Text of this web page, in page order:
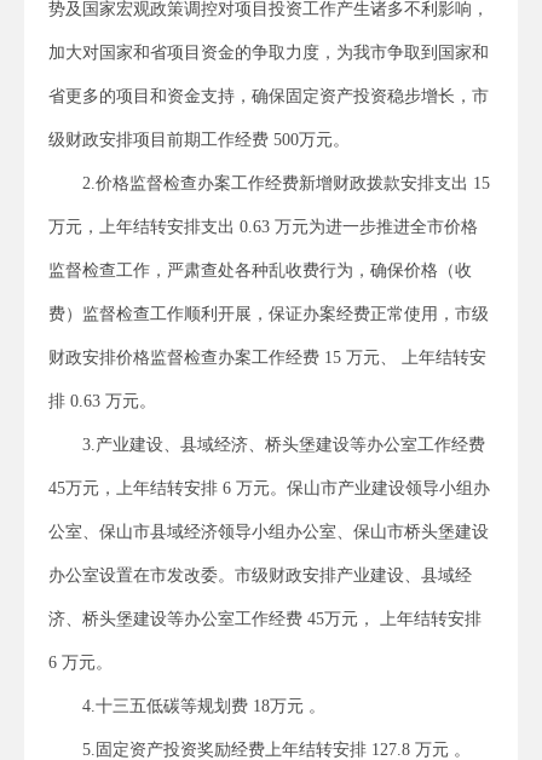
势及国家宏观政策调控对项目投资工作产生诸多不利影响，
加大对国家和省项目资金的争取力度，为我市争取到国家和
省更多的项目和资金支持，确保固定资产投资稳步增长，市
级财政安排项目前期工作经费 500万元。
2.价格监督检查办案工作经费新增财政拨款安排支出 15
万元，上年结转安排支出 0.63 万元为进一步推进全市价格
监督检查工作，严肃查处各种乱收费行为，确保价格（收
费）监督检查工作顺利开展，保证办案经费正常使用，市级
财政安排价格监督检查办案工作经费 15 万元、 上年结转安
排 0.63 万元。
3.产业建设、县域经济、桥头堡建设等办公室工作经费
45万元，上年结转安排 6 万元。保山市产业建设领导小组办
公室、保山市县域经济领导小组办公室、保山市桥头堡建设
办公室设置在市发改委。市级财政安排产业建设、县域经
济、桥头堡建设等办公室工作经费 45万元， 上年结转安排
6 万元。
4.十三五低碳等规划费 18万元 。
5.固定资产投资奖励经费上年结转安排 127.8 万元 。